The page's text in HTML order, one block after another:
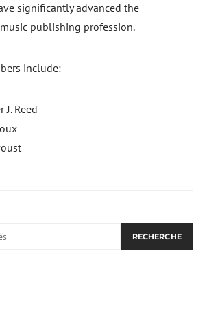
significantly advanced the
publishing profession.
include:
Reed
RECHERCHE